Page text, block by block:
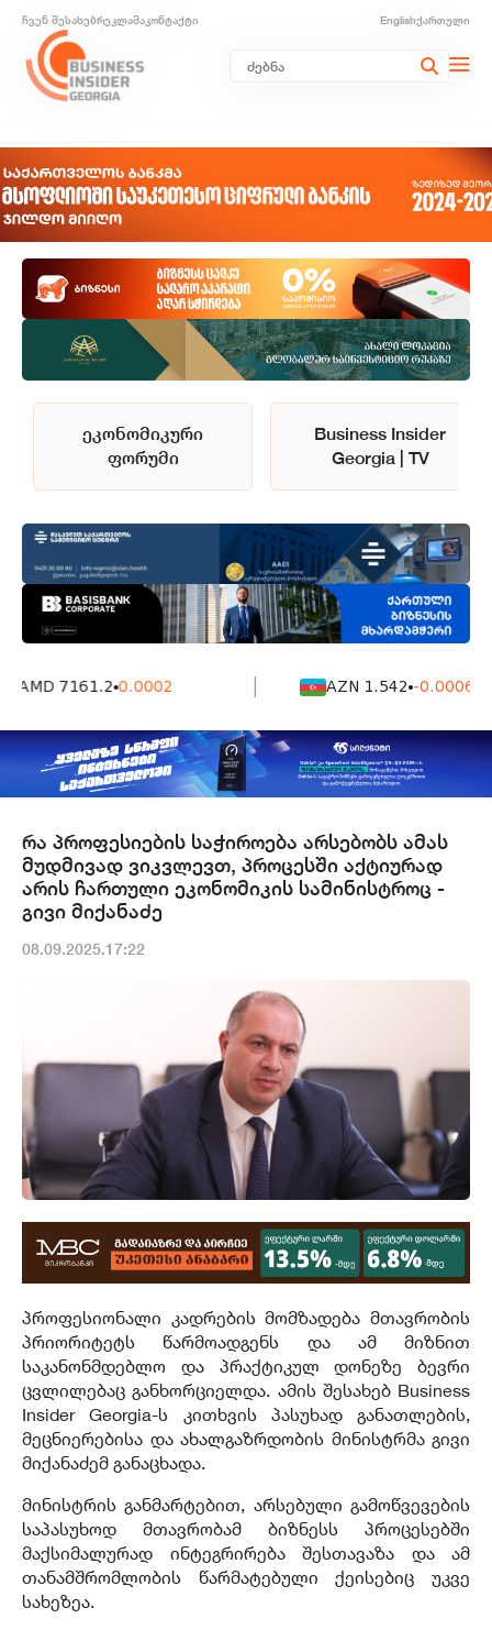
ჩვენ შესახებრეკლამაკონტაქტი Englishქართული
ეკონომიკური
ფორუმი
Business Insider
Georgia | TV
AMD 7161.2 0.0002 AZN 1.542 -0.0006
რა პროფესიების საჭიროება არსებობს ამას
მუდმივად ვიკვლევთ, პროცესში აქტიურად
არის ჩართული ეკონომიკის სამინისტროც -
გივი მიქანაძე
08.09.2025.17:22
პროფესიონალი კადრების მომზადება მთავრობის
პრიორიტეტს წარმოადგენს და ამ მიზნით
საკანონმდებლო და პრაქტიკულ დონეზე ბევრი
ცვლილებაც განხორციელდა. ამის შესახებ Business
Insider Georgia-ს კითხვის პასუხად განათლების,
მეცნიერებისა და ახალგაზრდობის მინისტრმაგივი
მიქანაძემ განაცხადა.
მინისტრის განმარტებით, არსებული გამოწვევების
საპასუხოდ მთავრობამ ბიზნესს პროცესებში
მაქსიმალურად ინტეგრირება შესთავაზა და ამ
თანამშრომლობის წარმატებული ქეისებიც უკვე
სახეზეა.